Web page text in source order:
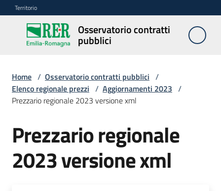
Vai al contenuto
Vai alla navigazione
Vai al footer
Territorio
Osservatorio contratti
pubblici
Osservatorio
contratti
Elenco
prezzi
Menu selezionato
SITAR
Home / Osservatorio contratti pubblici /
Elenco regionale prezzi / Aggiornamenti 2023 /
Prezzario regionale 2023 versione xml
Prezzario regionale
2023 versione xml